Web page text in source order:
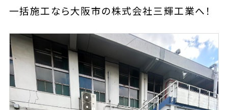
一括施工なら大阪市の株式会社三輝工業へ！